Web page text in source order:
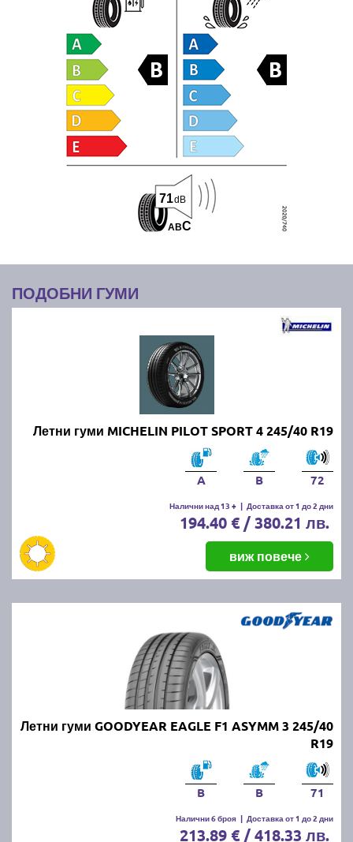
ABC
71dB
ПОДОБНИ ГУМИ
Летни гуми MICHELIN PILOT SPORT 4 245/40 R19
A B 72
Налични над 13 + | Доставка от 1 до 2 дни
194.40 € / 380.21 лв.
виж повече
Летни гуми GOODYEAR EAGLE F1 ASYMM 3 245/40
R19
B B 71
Налични 6 броя | Доставка от 1 до 2 дни
213.89 € / 418.33 лв.